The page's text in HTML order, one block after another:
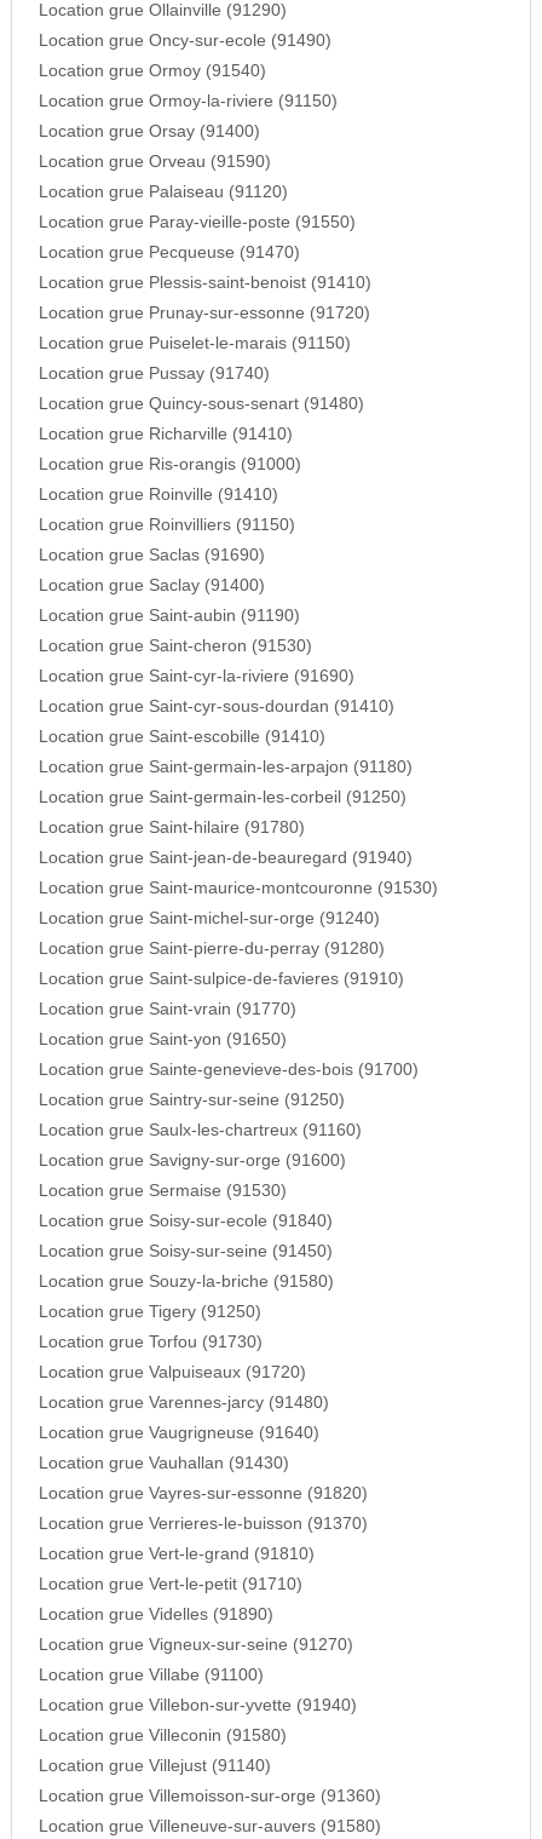
Location grue Ollainville (91290)
Location grue Oncy-sur-ecole (91490)
Location grue Ormoy (91540)
Location grue Ormoy-la-riviere (91150)
Location grue Orsay (91400)
Location grue Orveau (91590)
Location grue Palaiseau (91120)
Location grue Paray-vieille-poste (91550)
Location grue Pecqueuse (91470)
Location grue Plessis-saint-benoist (91410)
Location grue Prunay-sur-essonne (91720)
Location grue Puiselet-le-marais (91150)
Location grue Pussay (91740)
Location grue Quincy-sous-senart (91480)
Location grue Richarville (91410)
Location grue Ris-orangis (91000)
Location grue Roinville (91410)
Location grue Roinvilliers (91150)
Location grue Saclas (91690)
Location grue Saclay (91400)
Location grue Saint-aubin (91190)
Location grue Saint-cheron (91530)
Location grue Saint-cyr-la-riviere (91690)
Location grue Saint-cyr-sous-dourdan (91410)
Location grue Saint-escobille (91410)
Location grue Saint-germain-les-arpajon (91180)
Location grue Saint-germain-les-corbeil (91250)
Location grue Saint-hilaire (91780)
Location grue Saint-jean-de-beauregard (91940)
Location grue Saint-maurice-montcouronne (91530)
Location grue Saint-michel-sur-orge (91240)
Location grue Saint-pierre-du-perray (91280)
Location grue Saint-sulpice-de-favieres (91910)
Location grue Saint-vrain (91770)
Location grue Saint-yon (91650)
Location grue Sainte-genevieve-des-bois (91700)
Location grue Saintry-sur-seine (91250)
Location grue Saulx-les-chartreux (91160)
Location grue Savigny-sur-orge (91600)
Location grue Sermaise (91530)
Location grue Soisy-sur-ecole (91840)
Location grue Soisy-sur-seine (91450)
Location grue Souzy-la-briche (91580)
Location grue Tigery (91250)
Location grue Torfou (91730)
Location grue Valpuiseaux (91720)
Location grue Varennes-jarcy (91480)
Location grue Vaugrigneuse (91640)
Location grue Vauhallan (91430)
Location grue Vayres-sur-essonne (91820)
Location grue Verrieres-le-buisson (91370)
Location grue Vert-le-grand (91810)
Location grue Vert-le-petit (91710)
Location grue Videlles (91890)
Location grue Vigneux-sur-seine (91270)
Location grue Villabe (91100)
Location grue Villebon-sur-yvette (91940)
Location grue Villeconin (91580)
Location grue Villejust (91140)
Location grue Villemoisson-sur-orge (91360)
Location grue Villeneuve-sur-auvers (91580)